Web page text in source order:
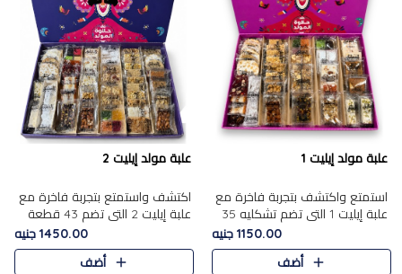
علبة مولد إيليت 1
استمتع واكتشف بتجربة فاخرة مع
علبة إيليت 1 التي تضم تشكليه 35
قطعة من أرقى حلويات المولد
المصري الأصيلة ,معروضة بشكل
جميل في علبة أنيقة ، في..
1150.00 جنيه
أضف
علبة مولد إيليت 2
اكتشف واستمتع بتجربة فاخرة مع
علبة إيليت 2 التي تضم 43 قطعة
تشكيلة من أرقى حلويات المولد
الشرقية المصرية الأصيلة ,معروضة
بشكل جميل في علبة أ..
1450.00 جنيه
أضف